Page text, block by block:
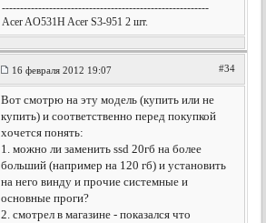
---------------------------------------------------------
Acer AO531H Acer S3-951 2 шт.
16 февраля 2012 19:07 #34
Вот смотрю на эту модель (купить или не
купить) и соответственно перед покупкой
хочется понять:
1. можно ли заменить ssd 20гб на более
больший (например на 120 гб) и установить
на него винду и прочие системные и
основные проги?
2. смотрел в магазине - показался что